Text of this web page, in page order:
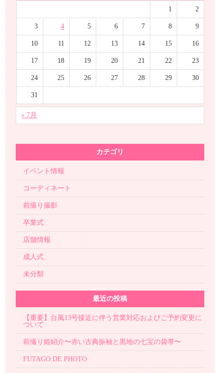
1 2
3 4 5 6 7 8 9
10 11 12 13 14 15 16
17 18 19 20 21 22 23
24 25 26 27 28 29 30
31
« 7月
カテゴリ
イベント情報
コーディネート
前撮り撮影
卒業式
店舗情報
成人式
未分類
最近の投稿
【重要】台風13号接近に伴う営業対応およびご予約変更に
ついて
前撮り姫紹介〜赤い古典振袖と黒地の七宝の袋帯〜
FUTAGO DE PHOTO